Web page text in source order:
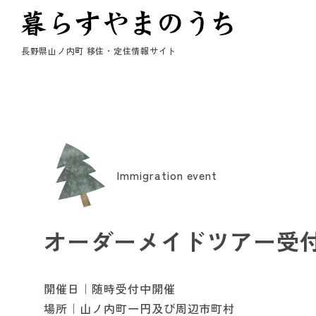
長野県山ノ内町 移住・定住情報サイト
Immigration event
オーダーメイドツアー受
開催日｜ 随時受付中開催
場所｜ 山ノ内町一円及び周辺市町村